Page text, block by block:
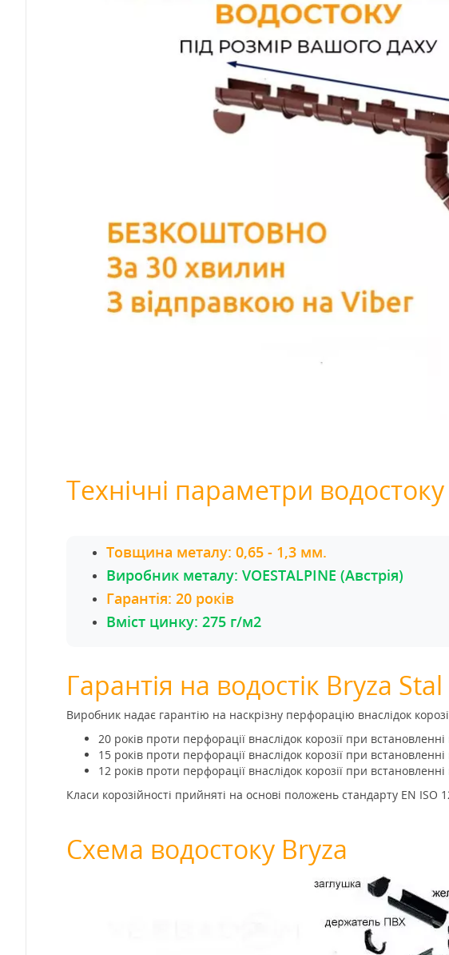
Технічні параметри
Товщина металу: 0,65 - 1,3 мм.
Виробник металу: VOESTALPINE (Австрія)
Гарантія: 20 років
Вміст цинку: 275 г/м2
Гарантія на водостік Bryza Stal
Виробник надає гарантію на наскрізну перфорацію внаслідок
20 років проти перфорації внаслідок корозії при
15 років проти перфорації внаслідок корозії при
12 років проти перфорації внаслідок корозії при
Класи корозійності прийняті на основі положень стандарту EN ISO
Схема водостоку Bryza